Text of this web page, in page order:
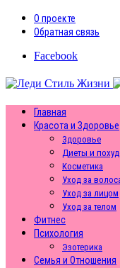
О проекте
Обратная связь
Facebook
Главная
Красота и Здоровье
Здоровье
Диеты и
Косметика
Уход за
Уход за лицом
Уход за телом
Фитнес
Психология
Эзотерика
Семья и Отношения